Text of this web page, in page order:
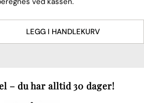
FOR SILKE SENGESETT,
FOR SILKE SENGESETT,
LEGG I HANDLEKURV
– du har alltid 30 dager!